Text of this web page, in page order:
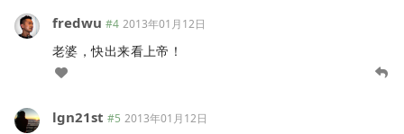
fredwu #4 2013年01月12日
老婆，快出来看上帝！
lgn21st #5 2013年01月12日